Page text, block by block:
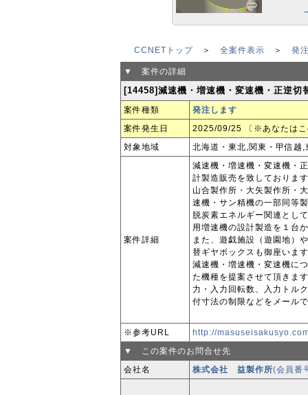
CCNETトップ ＞ 全案件表示 ＞ 発
▼ 案件の詳細
[14458]減速機・増速機・変速機・正逆切
案件種類
発注します
案件発生日
2025/09/25 〔※あなたはこ
対象地域
北海道・東北,関東・甲信越
案件詳細
減速機・増速機・変速機・
計製造販売を致しておりま
山合製作所・大矢製作所・
速機・サン精機の一部同等
脱炭素エネルギー関連とし
用増速機の設計製造を１台
また、遊戯施設（遊園地）
替ギヤボックスも御座いま
減速機・増速機・変速機に
た機種を提案させて頂きま
力・入力回転数、入力トル
付寸法の制限などをメール
※参考URL
http://
▼ この案件のお問合せ先
会社名
株式会社 益製作所(会員番